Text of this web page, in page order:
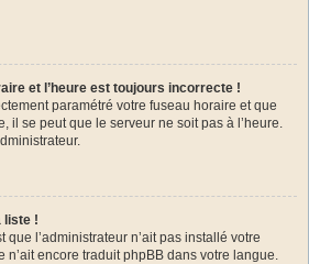
et l’heure est toujours incorrecte !
paramétré votre fuseau horaire et que
il se peut que le serveur ne soit pas à l’heure.
liste !
l’administrateur n’ait pas installé votre
n’ait encore traduit phpBB dans votre langue.